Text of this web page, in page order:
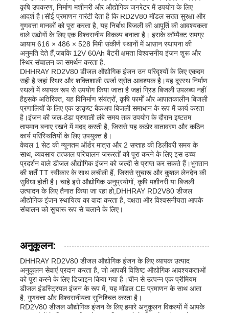
कृषि उपकरण, निर्माण मशीनरी और औद्योगिक जनरेटर में उपयोग के लिए
आदर्श है।सीई प्रमाणन गारंटी देता है कि RD2V80 मॉडल सख्त सुरक्षा और
गुणवत्ता मानकों को पूरा करता है, यह निर्बाध बिजली की आपूर्ति की आवश्यकता
वाले उद्योगों के लिए एक विश्वसनीय विकल्प बनाता है। इसके कॉम्पैक्ट समग्र
आयाम 616 × 486 × 528 मिमी संकीर्ण स्थानों में आसान स्थापना की
अनुमति देते हैं,जबकि 12V 60Ah बैटरी क्षमता विश्वसनीय इंजन शुरू और
स्थिर संचालन का समर्थन करता है.
DHHRAY RD2V80 डीजल औद्योगिक इंजन उन परिदृश्यों के लिए एकदम
सही है जहां स्थिर और शक्तिशाली ऊर्जा स्रोत आवश्यक है।यह दूरस्थ निर्माण
स्थलों में व्यापक रूप से उपयोग किया जाता है जहां ग्रिड बिजली उपलब्ध नहीं
हैइसके अतिरिक्त, यह विनिर्माण संयंत्रों, कृषि फार्मों और आपातकालीन बिजली
प्रणालियों के लिए एक उत्कृष्ट बैकअप बिजली समाधान के रूप में कार्य करता
है।इंजन की जल-ठंडा प्रणाली लंबे समय तक उपयोग के दौरान इष्टतम
तापमान बनाए रखने में मदद करती है, जिससे यह कठोर वातावरण और कठिन
कार्य परिस्थितियों के लिए उपयुक्त है।
केवल 1 सेट की न्यूनतम ऑर्डर मात्रा और 2 सप्ताह की डिलीवरी समय के
साथ, व्यवसाय तत्काल परिचालन जरूरतों को पूरा करने के लिए इस उच्च
प्रदर्शन वाले डीजल औद्योगिक इंजन को जल्दी से प्राप्त कर सकते हैं।भुगतान
की शर्तें TT स्वीकार के साथ लचीली हैं, जिससे सुचारू और कुशल लेनदेन की
सुविधा होती है। चाहे इसे औद्योगिक अनुप्रयोगों, कृषि मशीनरी या बिजली
उत्पादन के लिए तैनात किया जा रहा हो,DHHRAY RD2V80 डीजल
औद्योगिक इंजन स्थायित्व का वादा करता है, दक्षता और विश्वसनीयता आपके
संचालन को सुचारू रूप से चलाने के लिए।
अनुकूलन:
DHHRAY RD2V80 डीजल औद्योगिक इंजन के लिए व्यापक उत्पाद
अनुकूलन सेवाएं प्रदान करता है, जो आपकी विशिष्ट औद्योगिक आवश्यकताओं
को पूरा करने के लिए डिज़ाइन किया गया है।चीन से उत्पन्न एक प्रीमियम
डीजल इंडस्ट्रियल इंजन के रूप में, यह मॉडल CE प्रमाणन के साथ आता
है, गुणवत्ता और विश्वसनीयता सुनिश्चित करता है।
RD2V80 डीजल औद्योगिक इंजन के लिए हमारे अनुकूलन विकल्पों में आपके